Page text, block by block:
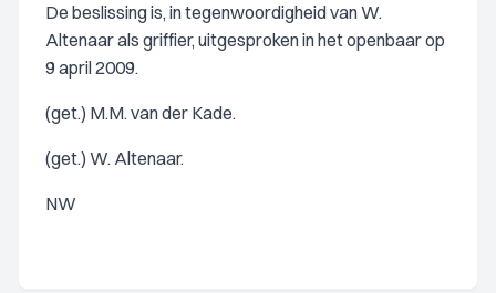
De beslissing is, in tegenwoordigheid van W.
Altenaar als griffier, uitgesproken in het openbaar op
9 april 2009.
(get.) M.M. van der Kade.
(get.) W. Altenaar.
NW